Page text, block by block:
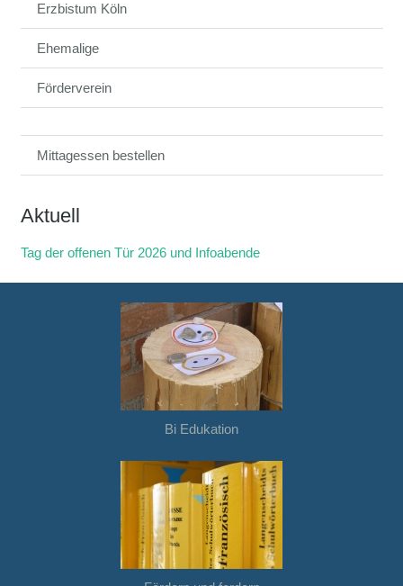
Erzbistum Köln
Ehemalige
Förderverein
Mittagessen bestellen
Aktuell
Tag der offenen Tür 2026 und Infoabende
Bi Edukation